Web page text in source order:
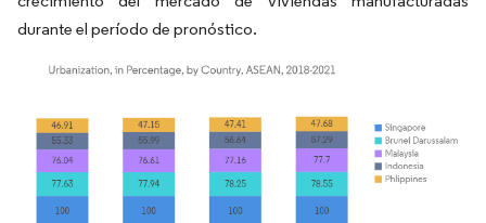
durante el período de pronóstico.